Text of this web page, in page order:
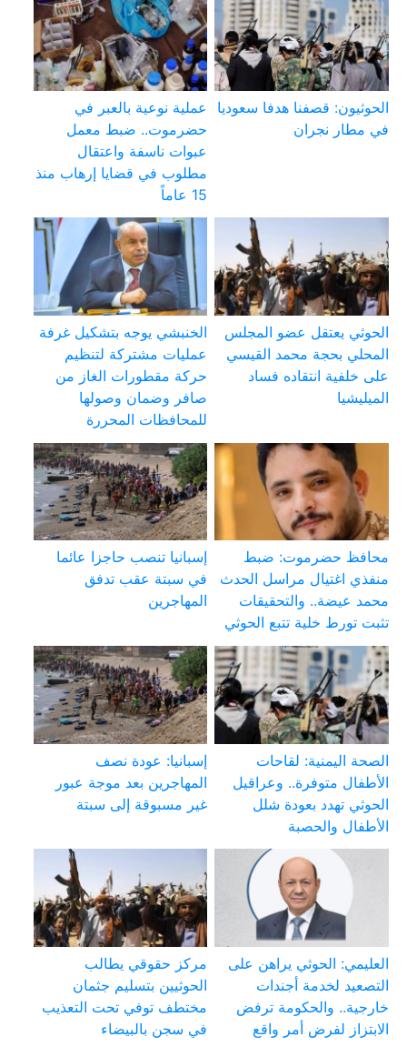
الحوثيون: قصفنا هدفا سعوديا
في مطار نجران
عملية نوعية بالعبر في
حضرموت.. ضبط معمل
عبوات ناسفة واعتقال
مطلوب في قضايا إرهاب منذ
15 عاماً
الحوثي يعتقل عضو المجلس
المحلي بحجة محمد القيسي
على خلفية انتقاده فساد
الميليشيا
الخنبشي يوجه بتشكيل غرفة
عمليات مشتركة لتنظيم
حركة مقطورات الغاز من
صافر وضمان وصولها
للمحافظات المحررة
محافظ حضرموت: ضبط
منفذي اغتيال مراسل الحدث
محمد عيضة.. والتحقيقات
تثبت تورط خلية تتبع الحوثي
إسبانيا تنصب حاجزا عائما
في سبتة عقب تدفق
المهاجرين
الصحة اليمنية: لقاحات
الأطفال متوفرة.. وعراقيل
الحوثي تهدد بعودة شلل
الأطفال والحصبة
إسبانيا: عودة نصف
المهاجرين بعد موجة عبور
غير مسبوقة إلى سبتة
العليمي: الحوثي يراهن على
التصعيد لخدمة أجندات
خارجية.. والحكومة ترفض
الابتزاز لفرض أمر واقع
مركز حقوقي يطالب
الحوثيين بتسليم جثمان
مختطف توفي تحت التعذيب
في سجن بالبيضاء